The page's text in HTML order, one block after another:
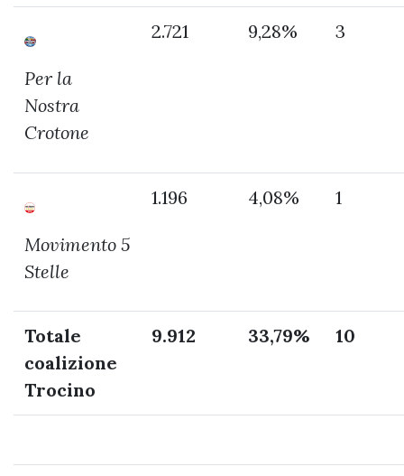
Per la
Nostra
Crotone
2.721 9,28% 3
Movimento 5
Stelle
1.196 4,08% 1
Totale
coalizione
Trocino
9.912 33,79% 10